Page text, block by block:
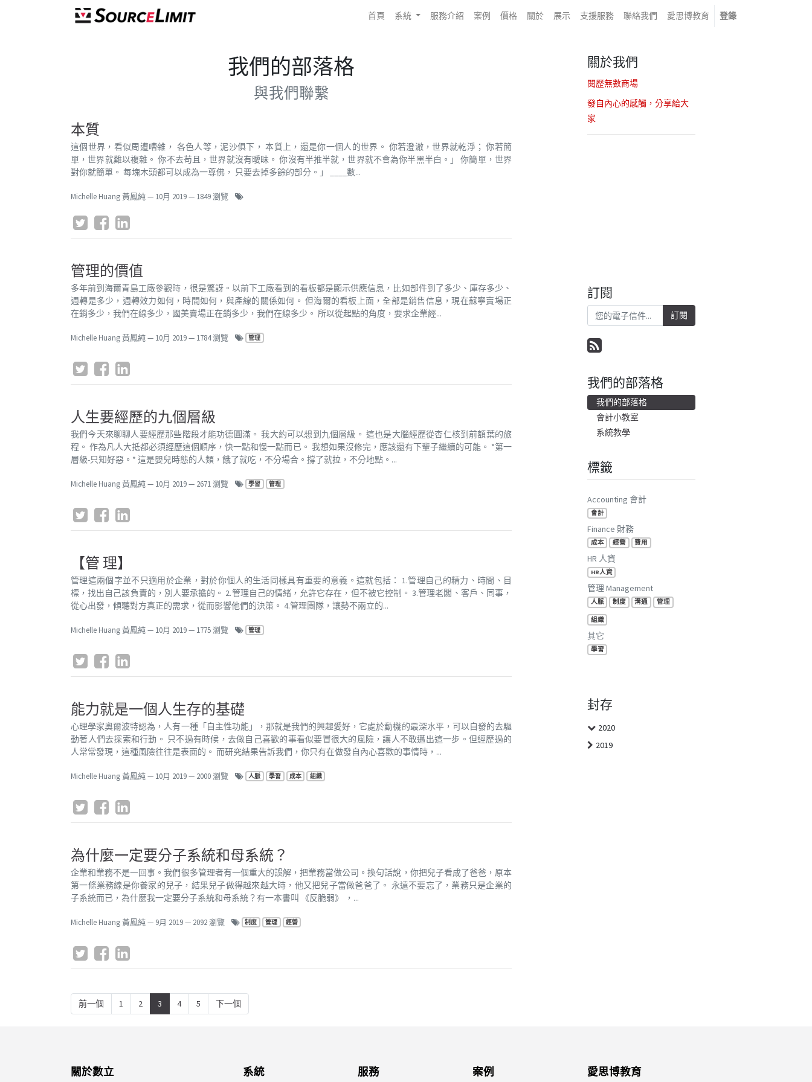
首頁 系統 服務介紹 案例 價格 關於 展示 支援服務 聯絡我們 愛思博教育 登錄
我們的部落格
與我們聯繫
本質
這個世界，看似周遭嘈雜， 各色人等，泥沙俱下， 本質上，還是你一個人的世界。 你若澄澈，世界就乾淨； 你若簡
單，世界就難以複雜。 你不去苟且，世界就沒有曖昧。 你沒有半推半就，世界就不會為你半黑半白。」 你簡單，世界
對你就簡單。 每塊木頭都可以成為一尊佛， 只要去掉多餘的部分。」 ____數...
Michelle Huang 黃鳳純— 10月 2019— 1849 瀏覽
管理的價值
多年前到海爾青島工廠參觀時，很是驚訝。以前下工廠看到的看板都是顯示供應信息，比如部件到了多少、庫存多少、
週轉是多少，週轉效力如何，時間如何，與產線的關係如何。 但海爾的看板上面，全部是銷售信息，現在蘇寧賣場正
在銷多少，我們在線多少，國美賣場正在銷多少，我們在線多少。 所以從起點的角度，要求企業經...
Michelle Huang 黃鳳純— 10月 2019— 1784 瀏覽 管理
人生要經歷的九個層級
我們今天來聊聊人要經歷那些階段才能功德圓滿。 我大約可以想到九個層級。 這也是大腦經歷從杏仁核到前額葉的旅
程。 作為凡人大抵都必須經歷這個順序，快一點和慢一點而已。 我想如果沒修完，應該還有下輩子繼續的可能。 *第一
層級-只知好惡。* 這是嬰兒時態的人類，餓了就吃，不分場合。撐了就拉，不分地點。...
Michelle Huang 黃鳳純— 10月 2019— 2671 瀏覽 學習 管理
【管 理】
管理這兩個字並不只適用於企業，對於你個人的生活同樣具有重要的意義。這就包括： 1.管理自己的精力、時間、目
標，找出自己該負責的，別人要承擔的。 2.管理自己的情緒，允許它存在，但不被它控制。 3.管理老闆、客戶、同事，
從心出發，傾聽對方真正的需求，從而影響他們的決策。 4.管理團隊，讓勢不兩立的...
Michelle Huang 黃鳳純— 10月 2019— 1775 瀏覽 管理
能力就是一個人生存的基礎
心理學家奧爾波特認為，人有一種「自主性功能」，那就是我們的興趣愛好，它處於動機的最深水平，可以自發的去驅
動著人們去探索和行動。 只不過有時候，去做自己喜歡的事看似要冒很大的風險，讓人不敢邁出這一步。但經歷過的
人常常發現，這種風險往往是表面的。 而研究結果告訴我們，你只有在做發自內心喜歡的事情時，...
Michelle Huang 黃鳳純— 10月 2019— 2000 瀏覽 人脈 學習 成本 組織
為什麼一定要分子系統和母系統？
企業和業務不是一回事。我們很多管理者有一個重大的誤解，把業務當做公司。換句話說，你把兒子看成了爸爸，原本
第一條業務線是你養家的兒子，結果兒子做得越來越大時，他又把兒子當做爸爸了。 永遠不要忘了，業務只是企業的
子系統而已，為什麼我一定要分子系統和母系統？有一本書叫 《反脆弱》 ，...
Michelle Huang 黃鳳純— 9月 2019— 2092 瀏覽 制度 管理 經營
前一個 1 2 3 4 5 下一個
關於我們
閱歷無數商場
發自內心的感觸，分享給大
家
訂閱
訂閱
我們的部落格
我們的部落格
會計小教室
系統教學
標籤
Accounting 會計
會計
Finance 財務
成本 經營 費用
HR 人資
HR人資
管理 Management
人脈 制度 溝通 管理
組織
其它
學習
封存
2020
2019
關於數立 系統 服務 案例 愛思博教育